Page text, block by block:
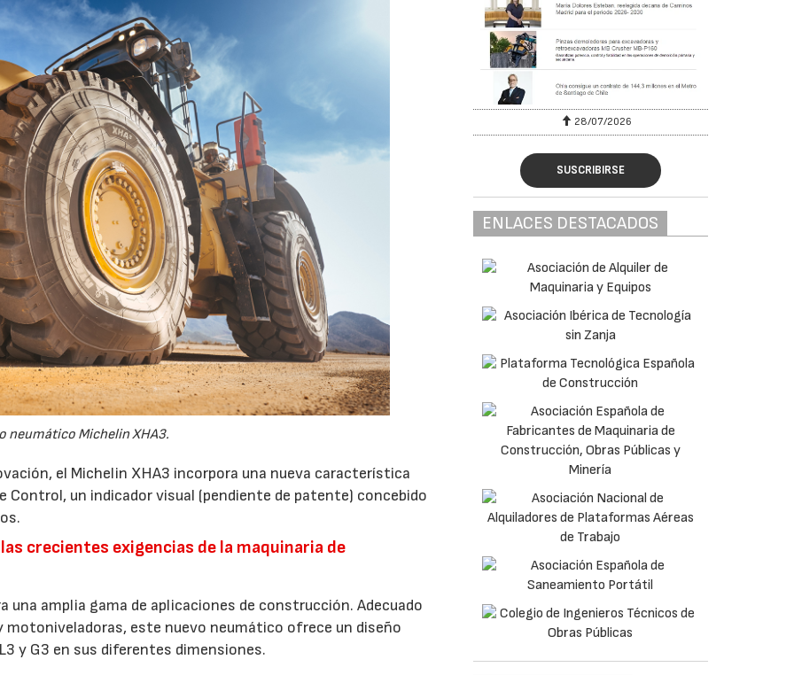
neumático Michelin XHA3.
el Michelin XHA3 incorpora una nueva característica
Control, un indicador visual (pendiente de patente) concebido
crecientes exigencias de la maquinaria de
una amplia gama de aplicaciones de construcción. Adecuado
motoniveladoras, este nuevo neumático ofrece un diseño
y G3 en sus diferentes dimensiones.
28/07/2026 30/07/2026 28/07/2026
SUSCRIBIRSE
ENLACES DESTACADOS